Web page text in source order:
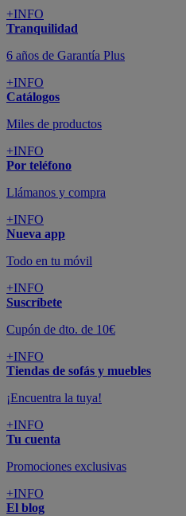
+INFO
Tranquilidad
6 años de Garantía Plus
+INFO
Catálogos
Miles de productos
+INFO
Por teléfono
Llámanos y compra
+INFO
Nueva app
Todo en tu móvil
+INFO
Suscríbete
Cupón de dto. de 10€
+INFO
Tiendas de sofás y muebles
¡Encuentra la tuya!
+INFO
Tu cuenta
Promociones exclusivas
+INFO
El blog